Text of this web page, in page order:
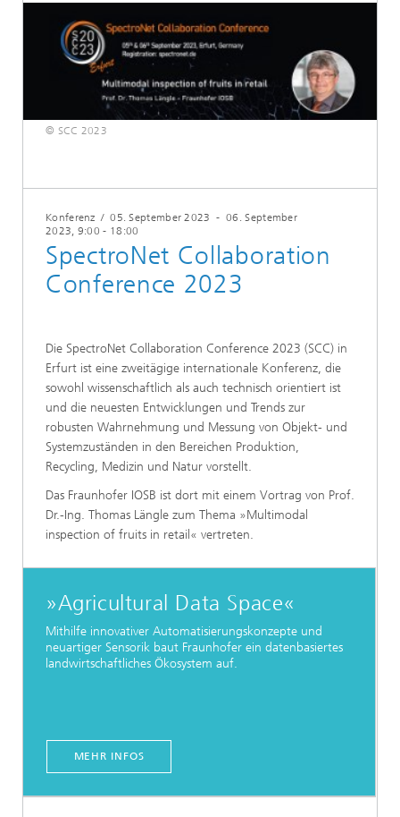
Konferenz /05. September 2023 -06. September
2023, 9:00 - 18:00
SpectroNet Collaboration
Conference 2023
Die SpectroNet Collaboration Conference 2023 (SCC) in
Erfurt ist eine zweitägige internationale Konferenz, die
sowohl wissenschaftlich als auch technisch orientiert ist
und die neuesten Entwicklungen und Trends zur
robusten Wahrnehmung und Messung von Objekt- und
Systemzuständen in den Bereichen Produktion,
Recycling, Medizin und Natur vorstellt.
Das Fraunhofer IOSB ist dort mit einem Vortrag von Prof.
Dr.-Ing. Thomas Längle zum Thema »Multimodal
inspection of fruits in retail« vertreten.
»Agricultural Data Space«
Mithilfe innovativer Automatisierungskonzepte und
neuartiger Sensorik baut Fraunhofer ein datenbasiertes
landwirtschaftliches Ökosystem auf.
MEHR INFOS
© SCC 2023